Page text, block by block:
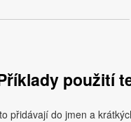
použití
přidávají do jmen a